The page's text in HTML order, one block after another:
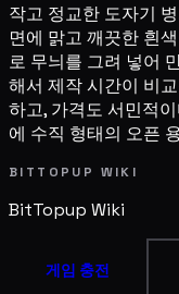
작고 정교한 도자기
면에 맑고 깨끗한 흰
로 무늬를 그려 넣어
해서 제작 시간이 비
하고, 가격도 서민적
에 수직 형태의 오픈
BITTOPUP WIKI
BitTopup Wiki
게임 충전